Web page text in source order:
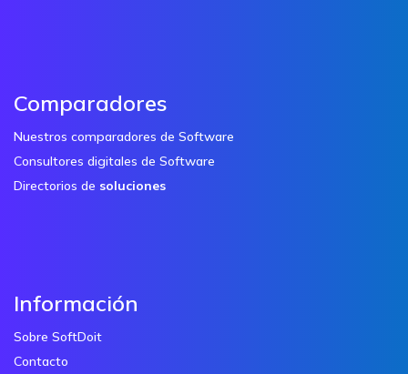
Comparadores
Nuestros comparadores de Software
Consultores digitales de Software
Directorios de soluciones
Información
Sobre SoftDoit
Contacto